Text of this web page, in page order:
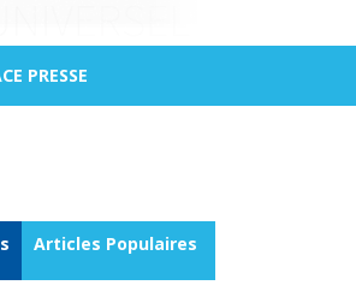
PRESSE
Articles Populaires